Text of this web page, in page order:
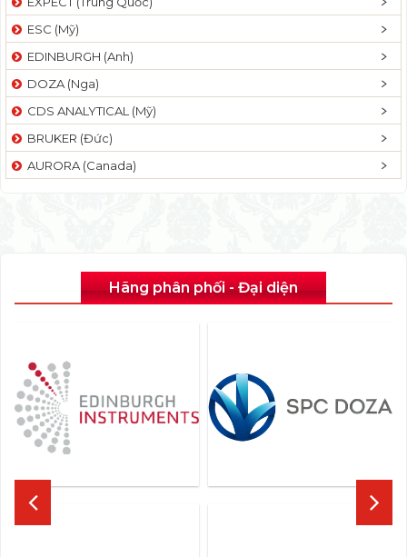
ESC (Mỹ)
EDINBURGH (Anh)
DOZA (Nga)
CDS ANALYTICAL (Mỹ)
BRUKER (Đức)
AURORA (Canada)
Hãng phân phối - Đại diện